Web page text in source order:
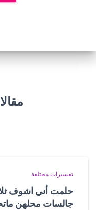
تفسيرات مختلفة
حلمت أني اشوف
جالسات محلهن